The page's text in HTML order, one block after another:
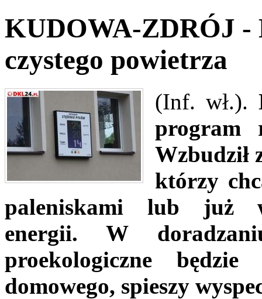
KUDOWA-ZDRÓJ -
czystego powietrza
(Inf. wł.).
program
Wzbudził
którzy
paleniskami lub już
energii. W
proekologiczne
domowego, spieszy